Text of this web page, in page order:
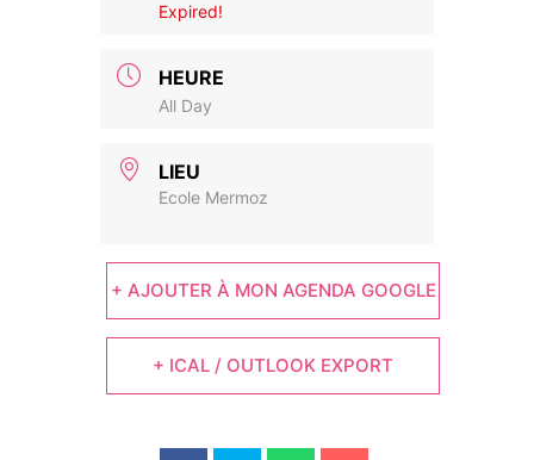
Expired!
HEURE
All Day
LIEU
Ecole Mermoz
+ AJOUTER À MON AGENDA GOOGLE
+ ICAL / OUTLOOK EXPORT